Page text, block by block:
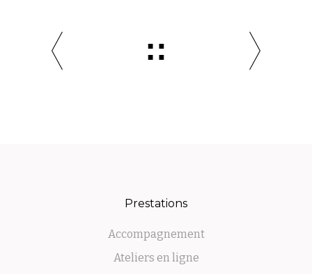
Prestations
Accompagnement
Ateliers en ligne